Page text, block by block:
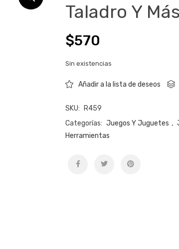
Taladro Y
$570
Sin existencias
Añadir a la lista de deseos
SKU:
R459
Categorías: Juegos Y Juguetes ,
Herramientas